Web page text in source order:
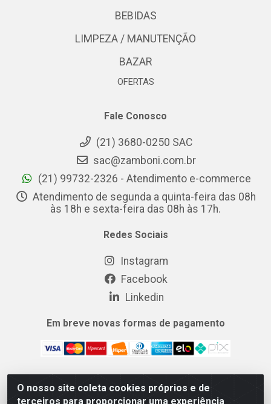
O nosso site coleta cookies próprios e de
terceiros para proporcionar uma experiência
BEBIDAS
LIMPEZA / MANUTENÇÃO
BAZAR
OFERTAS
Fale Conosco
(21) 3680-0250 SAC
sac@zamboni.com.br
(21) 99732-2326 - Atendimento e-commerce
Atendimento de segunda a quinta-feira das 08h
às 18h e sexta-feira das 08h às 17h.
Redes Sociais
Instagram
Facebook
Linkedin
Em breve novas formas de pagamento
MIX CERTO DISTRIBUIDORA DE COSMÉTICOS ALIMENTOS E